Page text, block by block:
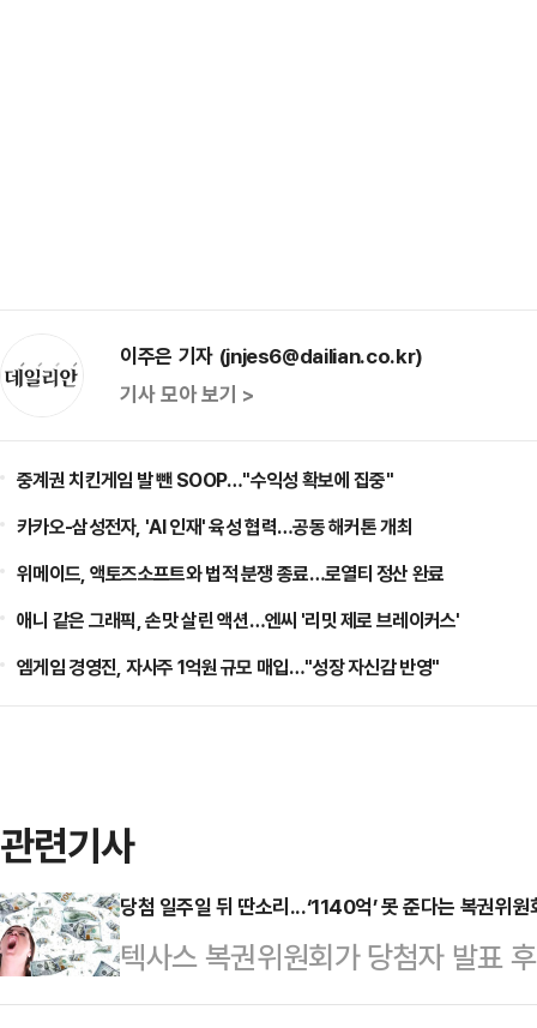
이주은 기자 (jnjes6@dailian.co.kr)
기사 모아 보기 >
중계권 치킨게임 발 뺀 SOOP…"수익성 확보에 집중"
카카오-삼성전자, 'AI 인재' 육성 협력…공동 해커톤 개최
위메이드, 액토즈소프트와 법적 분쟁 종료…로열티 정산 완료
애니 같은 그래픽, 손맛 살린 액션…엔씨 '리밋 제로 브레이커스'
엠게임 경영진, 자사주 1억원 규모 매입…"성장 자신감 반영"
관련기사
당첨 일주일 뒤 딴소리...‘1140억’ 못 준다는 복권위
텍사스 복권위원회가 당첨자 발표
첨금 지급을 거부하자 당첨된 여성